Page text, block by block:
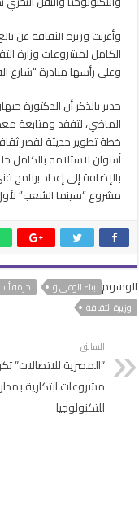
وأعربت وزيرة الثقافة عن
الكامل لمشروعات وزارة
وعلى رأسها مبادرة “شارع
جدير بالذكر أن الدكتورة
الماضي، لتفقد ومتابعة
خطة تطوير حديثة لقصر
أسوان لاستلامه بالكامل
بالإضافة إلى إعداد
مشروع “سينما الشعب”
الوسوم بناء الوعي و حزمة
وزيرة الثقافة
السابق
للتكنولوجيا